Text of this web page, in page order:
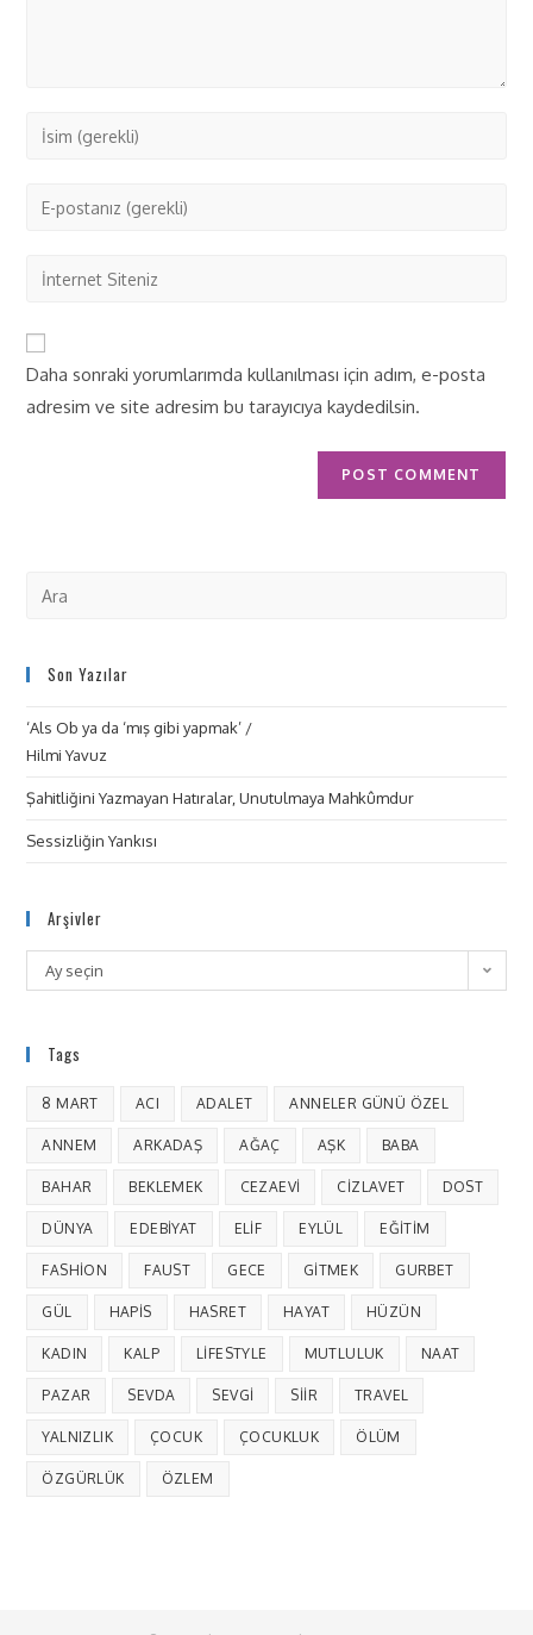
Daha sonraki yorumlarımda kullanılması için adım, e-posta
adresim ve site adresim bu tarayıcıya kaydedilsin.
Son Yazılar
‘Als Ob ya da ‘mış gibi yapmak’ /
Hilmi Yavuz
Şahitliğini Yazmayan Hatıralar, Unutulmaya Mahkûmdur
Sessizliğin Yankısı
Arşivler
Ay seçin
Tags
8 MART ACI ADALET ANNELER GÜNÜ ÖZEL
ANNEM ARKADAŞ AĞAÇ AŞK BABA
BAHAR BEKLEMEK CEZAEVI CIZLAVET DOST
DÜNYA EDEBIYAT ELIF EYLÜL EĞITIM
FASHION FAUST GECE GITMEK GURBET
GÜL HAPIS HASRET HAYAT HÜZÜN
KADIN KALP LIFESTYLE MUTLULUK NAAT
PAZAR SEVDA SEVGI SIIR TRAVEL
YALNIZLIK ÇOCUK ÇOCUKLUK ÖLÜM
ÖZGÜRLÜK ÖZLEM